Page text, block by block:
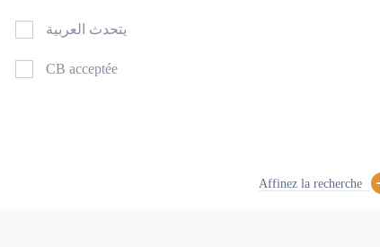
يتحدث العربية
CB acceptée
Affinez la recherche